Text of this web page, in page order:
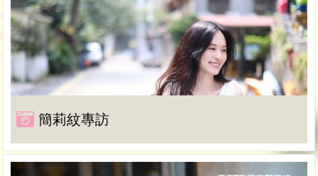
簡莉紋專訪